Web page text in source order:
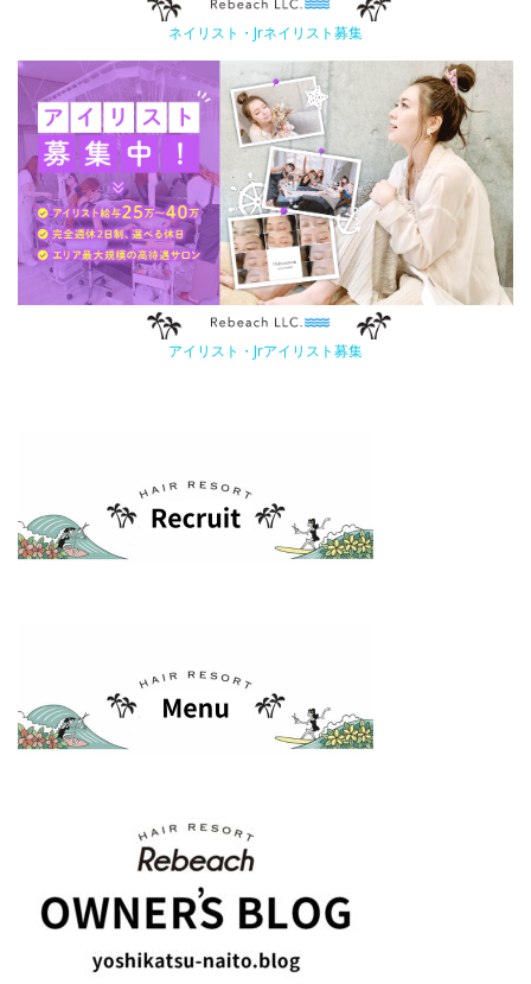
ネイリスト・Jrネイリスト募集
アイリスト・Jrアイリスト募集